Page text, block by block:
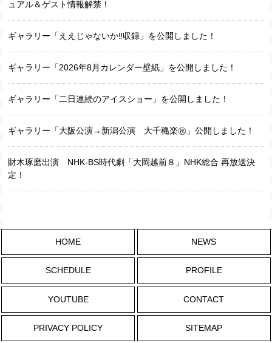
ュアル＆ゲスト情報解禁！
ギャラリー「ええじゃないか‼収録」を公開しました！
ギャラリー「2026年8月カレンダー壁紙」を公開しました！
ギャラリー「二日連続のアイスショー」を公開しました！
ギャラリー「大阪公演→新潟公演 大千穐楽㊗️」公開しました！
財木琢磨出演 NHK-BS時代劇「大岡越前８」NHK総合 再放送決
定！
HOME NEWS
SCHEDULE PROFILE
YOUTUBE CONTACT
PRIVACY POLICY SITEMAP